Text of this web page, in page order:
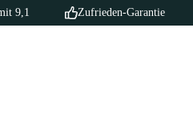
9,1 Zufrieden-Garantie